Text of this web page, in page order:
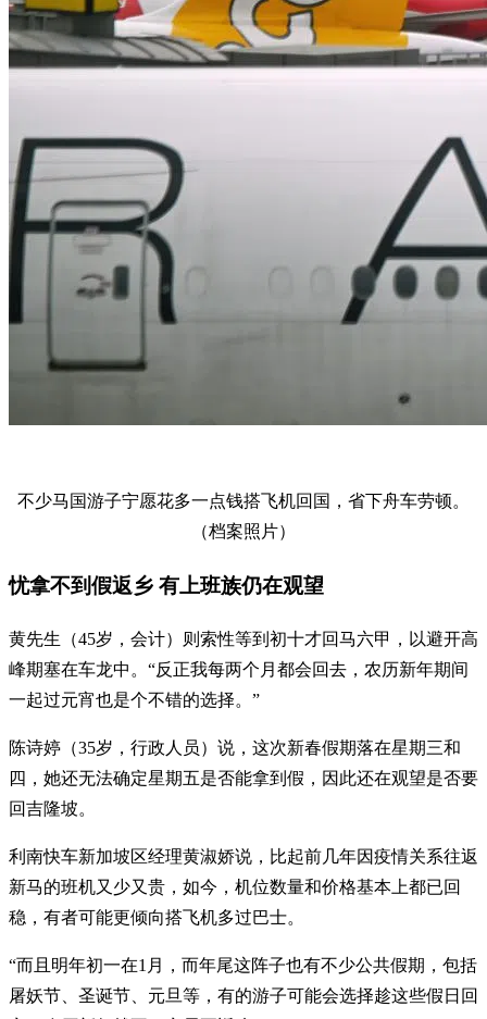
不少马国游子宁愿花多一点钱搭飞机回国，省下舟车劳顿。
（档案照片）
忧拿不到假返乡 有上班族仍在观望
黄先生（45岁，会计）则索性等到初十才回马六甲，以避开高
峰期塞在车龙中。“反正我每两个月都会回去，农历新年期间
一起过元宵也是个不错的选择。”
陈诗婷（35岁，行政人员）说，这次新春假期落在星期三和
四，她还无法确定星期五是否能拿到假，因此还在观望是否要
回吉隆坡。
利南快车新加坡区经理黄淑娇说，比起前几年因疫情关系往返
新马的班机又少又贵，如今，机位数量和价格基本上都已回
稳，有者可能更倾向搭飞机多过巴士。
“而且明年初一在1月，而年尾这阵子也有不少公共假期，包括
屠妖节、圣诞节、元旦等，有的游子可能会选择趁这些假日回